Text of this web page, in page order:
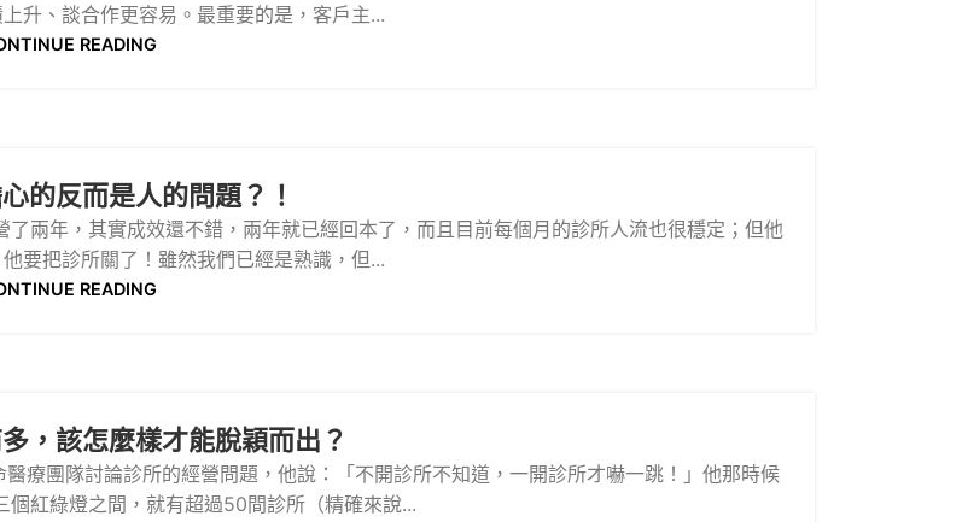
升、談合作更容易。最重要的是，客戶主...
READING
的反而是人的問題？！
兩年，其實成效還不錯，兩年就已經回本了，而且目前每個月的診所人流也很穩定；但他
要把診所關了！雖然我們已經是熟識，但...
READING
，該怎麼樣才能脫穎而出？
療團隊討論診所的經營問題，他說：「不開診所不知道，一開診所才嚇一跳！」他那時候
紅綠燈之間，就有超過50間診所（精確來說...